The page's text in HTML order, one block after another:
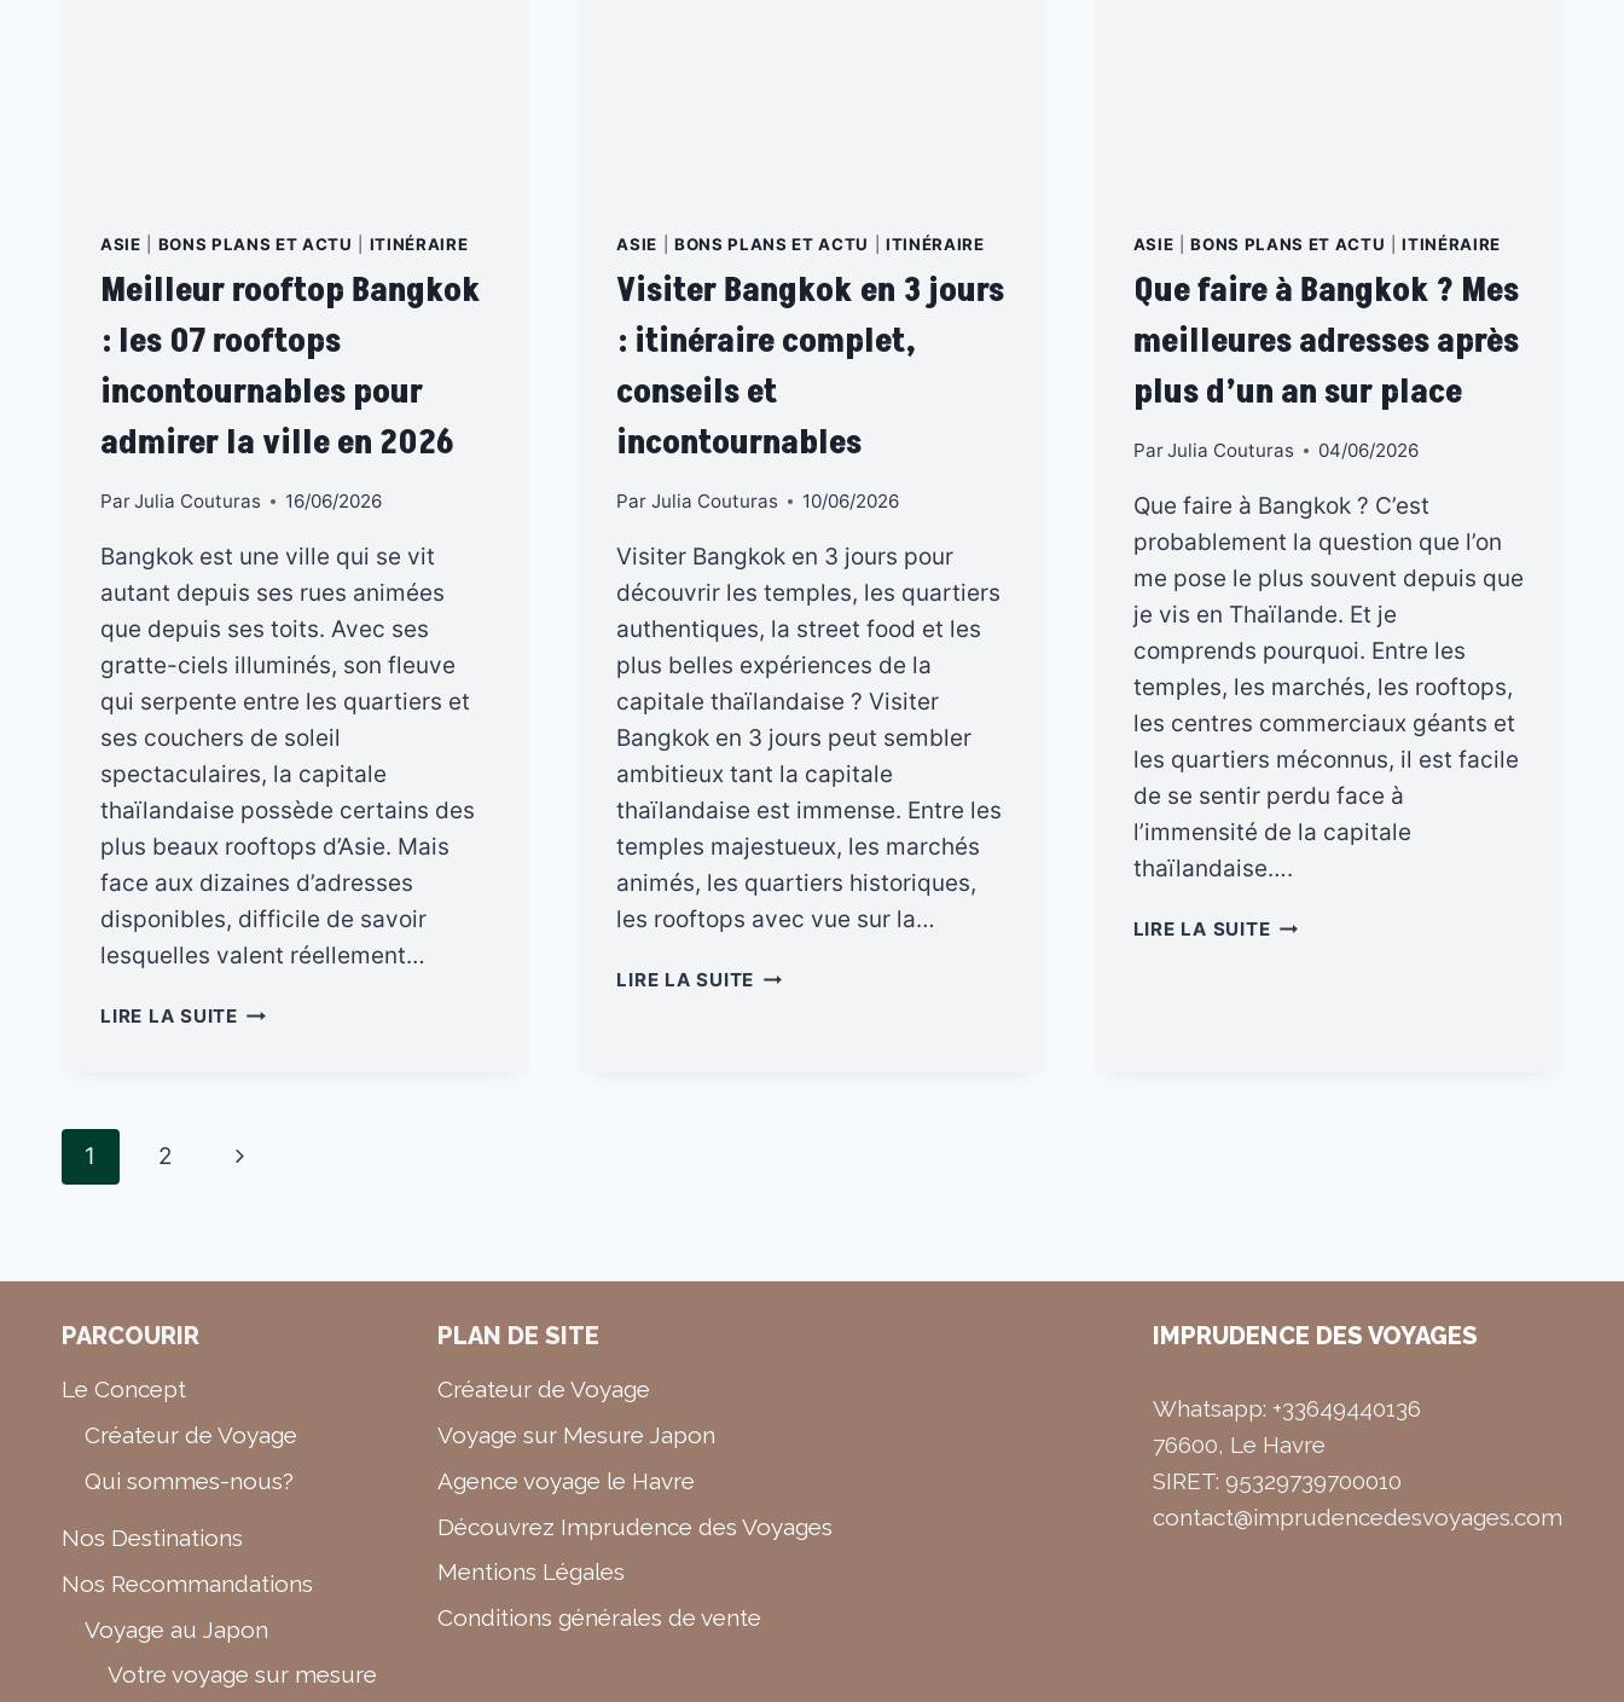
ASIE BONS PLANS ET ACTU ITINÉRAIRE
Meilleur rooftop Bangkok
: les 07 rooftops
incontournables pour
admirer la ville en 2026
ParJulia Couturas 16/06/2026
Bangkok est une ville qui se vit
autant depuis ses rues animées
que depuis ses toits. Avec ses
gratte-ciels illuminés, son fleuve
qui serpente entre les quartiers et
ses couchers de soleil
spectaculaires, la capitale
thaïlandaise possède certains des
plus beaux rooftops d’Asie. Mais
face aux dizaines d’adresses
disponibles, difficile de savoir
lesquelles valent réellement…
LIRE LA SUITEMEILLEUR
07
ASIE BONS PLANS ET ACTU ITINÉRAIRE
Visiter Bangkok en 3 jours
: itinéraire complet,
conseils et
incontournables
Par Julia Couturas 10/06/2026
Visiter Bangkok en 3 jours pour
découvrir les temples, les quartiers
authentiques, la street food et les
plus belles expériences de la
capitale thaïlandaise ? Visiter
Bangkok en 3 jours peut sembler
ambitieux tant la capitale
thaïlandaise est immense. Entre les
temples majestueux, les marchés
animés, les quartiers historiques,
les rooftops avec vue sur la…
LIRE LA SUITE VISITER
ASIE |BONS PLANS ET ACTU |ITINÉRAIRE
Que faire à Bangkok ? Mes
meilleures adresses après
plus d’un an sur place
ParJulia Couturas 04/06/2026
Que faire à Bangkok ? C’est
probablement la question que l’on
me pose le plus souvent depuis que
je vis en Thaïlande. Et je
comprends pourquoi. Entre les
temples, les marchés, les rooftops,
les centres commerciaux géants et
les quartiers méconnus, il est facile
de se sentir perdu face à
l’immensité de la capitale
thaïlandaise….
LIRE LA SUITEQUE
Page
1 2
Next
PARCOURIR
Le Concept
Créateur de Voyage
Qui sommes-nous?
Nos Destinations
Nos Recommandations
Voyage au Japon
Votre voyage sur mesure
PLAN DE SITE
Créateur de Voyage
Voyage sur Mesure Japon
Agence voyage le Havre
Découvrez Imprudence des Voyages
Mentions Légales
Conditions générales de vente
IMPRUDENCE DES VOYAGES
Whatsapp: +33649440136
76600, Le Havre
SIRET: 95329739700010
contact@imprudencedesvoyages.com